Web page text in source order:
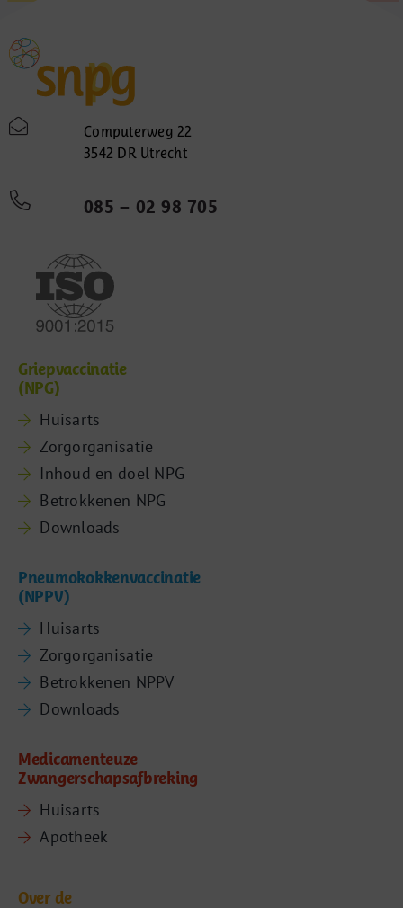
Computerweg 22
3542 DR Utrecht
085 – 02 98 705
Griepvaccinatie
(NPG)
Huisarts
Zorgorganisatie
Inhoud en doel NPG
Betrokkenen NPG
Downloads
Pneumokokkenvaccinatie
(NPPV)
Huisarts
Zorgorganisatie
Betrokkenen NPPV
Downloads
Medicamenteuze
Zwangerschapsafbreking
Huisarts
Apotheek
Over de